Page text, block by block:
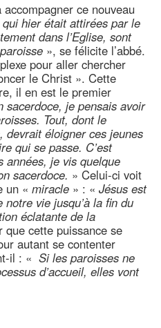
ce nouveau
hier était attirées par le
dans l’Eglise, sont
», se félicite l’abbé.
pour aller chercher
le Christ ». Cette
il en est le premier
sacerdoce, je pensais avoir
Tout, dont le
devrait éloigner ces jeunes
qui se passe. C’est
années, je vis quelque
sacerdoce. » Celui-ci voit
un « miracle » : « Jésus est
vie jusqu’à la fin du
éclatante de la
que cette puissance se
autant se contenter
il : « Si les paroisses ne
d’accueil, elles vont